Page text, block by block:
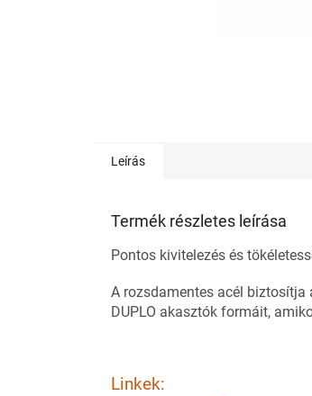
Leírás
Termék részletes leírása
Pontos kivitelezés és
A rozsdamentes acél
DUPLO akasztók formáit,
Linkek: